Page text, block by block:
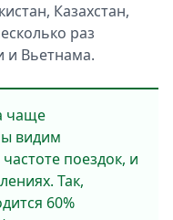
Казахстан,
раз
и Вьетнама.
чаще
видим
поездок, и
Так,
60%